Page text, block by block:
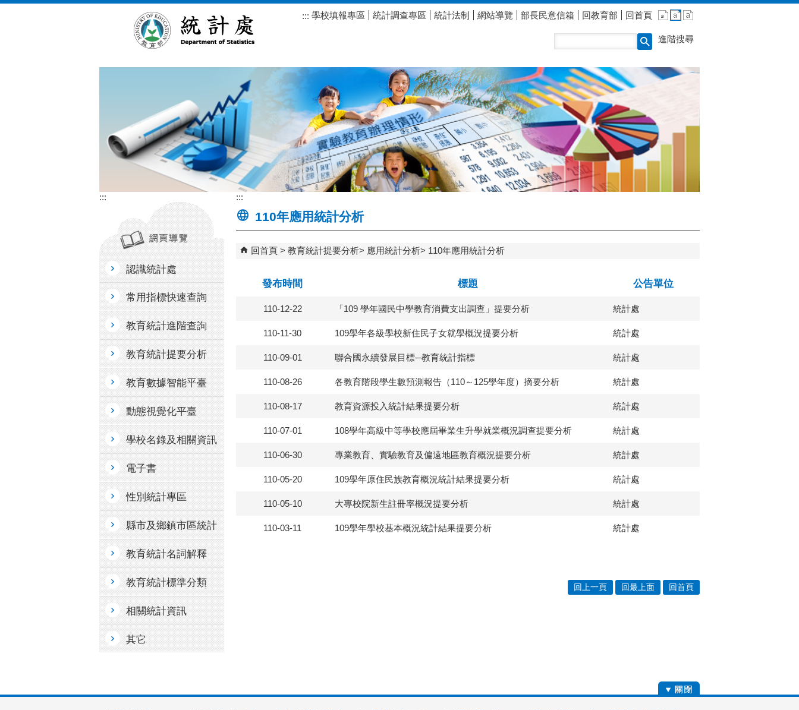
::: 學校填報專區 統計調查專區 統計法制 網站導覽 部長民意信箱 回教育部 回首頁
進階搜尋
:::
認識統計處
常用指標快速查詢
教育統計進階查詢
教育統計提要分析
教育數據智能平臺
動態視覺化平臺
學校名錄及相關資訊
電子書
性別統計專區
縣市及鄉鎮市區統計
教育統計名詞解釋
教育統計標準分類
相關統計資訊
其它
:::
110年應用統計分析
回首頁 教育統計提要分析 應用統計分析 110年應用統計分析
發布時間 標題 公告單位
110-12-22 「109 學年國民中學教育消費支出調查」提要分析 統計處
110-11-30 109學年各級學校新住民子女就學概況提要分析 統計處
110-09-01 聯合國永續發展目標─教育統計指標 統計處
110-08-26 各教育階段學生數預測報告（110～125學年度）摘要分析 統計處
110-08-17 教育資源投入統計結果提要分析 統計處
110-07-01 108學年高級中等學校應屆畢業生升學就業概況調查提要分析 統計處
110-06-30 專業教育、實驗教育及偏遠地區教育概況提要分析 統計處
110-05-20 109學年原住民族教育概況統計結果提要分析 統計處
110-05-10 大專校院新生註冊率概況提要分析 統計處
110-03-11 109學年學校基本概況統計結果提要分析 統計處
回上一頁 回最上面 回首頁